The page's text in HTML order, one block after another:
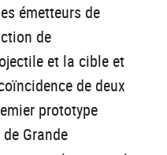
émetteurs de
de
et la cible et
de deux
prototype
Grande